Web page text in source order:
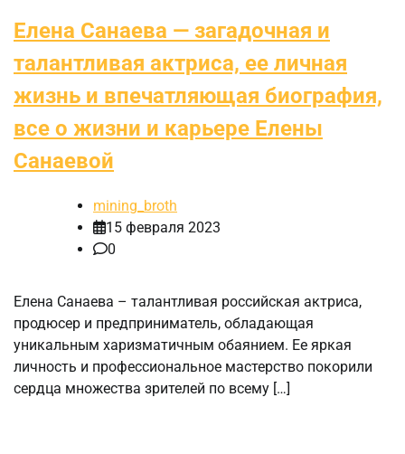
Елена Санаева — загадочная и
талантливая актриса, ее личная
жизнь и впечатляющая биография,
все о жизни и карьере Елены
Санаевой
mining_broth
15 февраля 2023
0
Елена Санаева – талантливая российская актриса,
продюсер и предприниматель, обладающая
уникальным харизматичным обаянием. Ее яркая
личность и профессиональное мастерство покорили
сердца множества зрителей по всему […]